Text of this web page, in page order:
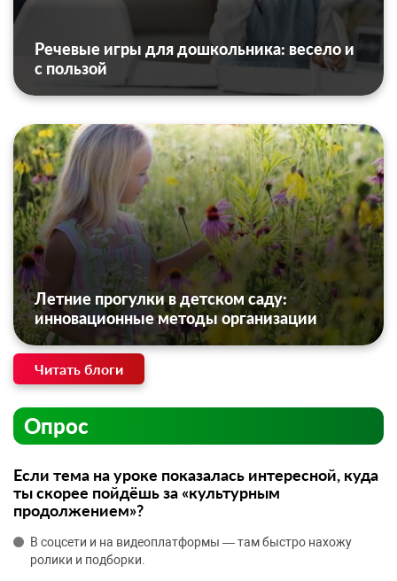
Речевые игры для дошкольника: весело и
с пользой
Летние прогулки в детском саду:
инновационные методы организации
Читать блоги
Опрос
Если тема на уроке показалась интересной, куда
ты скорее пойдёшь за «культурным
продолжением»?
В соцсети и на видеоплатформы — там быстро нахожу
ролики и подборки.